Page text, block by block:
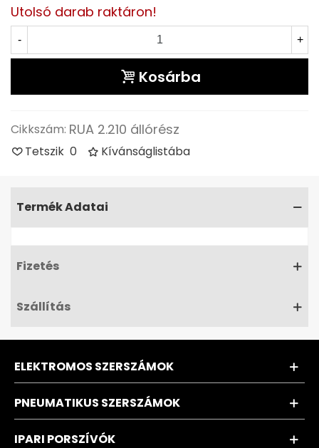
Utolsó darab raktáron!
- +
Kosárba
Cikkszám: RUA 2.210 állórész
Tetszik 0 Kívánságlistába
Termék Adatai
Fizetés
Szállítás
ELEKTROMOS SZERSZÁMOK
PNEUMATIKUS SZERSZÁMOK
IPARI PORSZÍVÓK